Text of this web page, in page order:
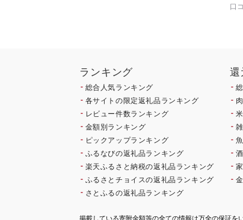
口
ランキング
総合人気ランキング
各サイトの限定返礼品ランキング
レビュー件数ランキング
金額別ランキング
ピックアップランキング
ふるなびの返礼品ランキング
楽天ふるさと納税の返礼品ランキング
ふるさとチョイスの返礼品ランキング
さとふるの返礼品ランキング
還
掲載している寄附金額等の全ての情報は万全の保証を